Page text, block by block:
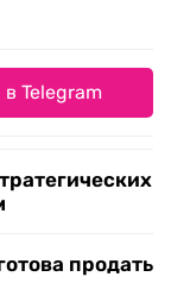
Telegram
продать